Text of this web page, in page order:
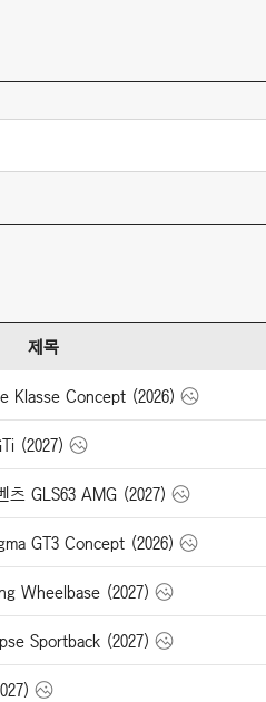
제목
Klasse Concept (2026)
(2027)
츠 GLS63 AMG (2027)
GT3 Concept (2026)
Wheelbase (2027)
Sportback (2027)